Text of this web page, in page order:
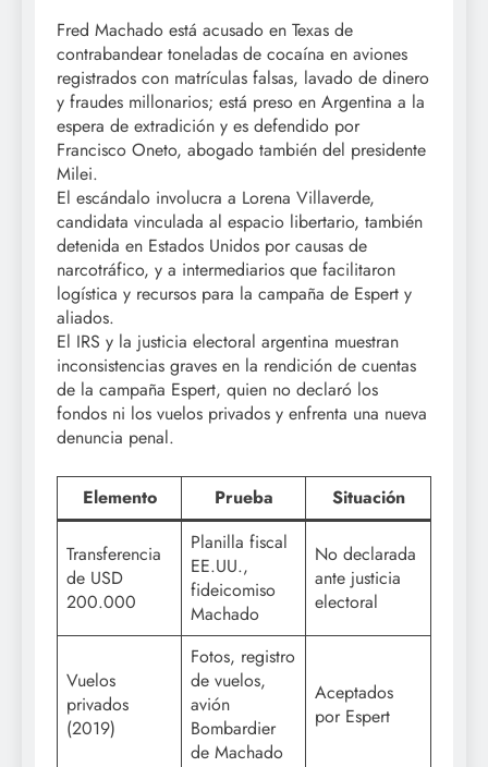
Fred Machado está acusado en Texas de
contrabandear toneladas de cocaína en aviones
registrados con matrículas falsas, lavado de dinero
y fraudes millonarios; está preso en Argentina a la
espera de extradición y es defendido por
Francisco Oneto, abogado también del presidente
Milei.
El escándalo involucra a Lorena Villaverde,
candidata vinculada al espacio libertario, también
detenida en Estados Unidos por causas de
narcotráfico, y a intermediarios que facilitaron
logística y recursos para la campaña de Espert y
aliados.
El IRS y la justicia electoral argentina muestran
inconsistencias graves en la rendición de cuentas
de la campaña Espert, quien no declaró los
fondos ni los vuelos privados y enfrenta una nueva
denuncia penal.
Elemento Prueba Situación
Transferencia
de USD
200.000
Planilla fiscal
EE.UU.,
fideicomiso
Machado
No declarada
ante justicia
electoral
Vuelos
privados
(2019)
Fotos, registro
de vuelos,
avión
Bombardier
de Machado
Aceptados
por Espert